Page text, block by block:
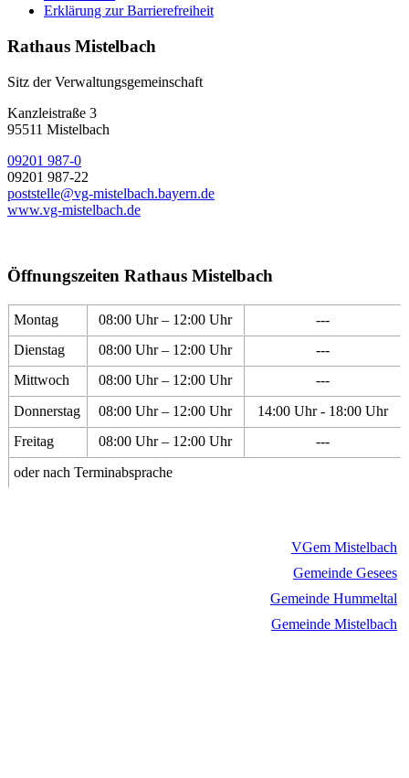
Erklärung zur Barrierefreiheit
Rathaus Mistelbach
Sitz der Verwaltungsgemeinschaft
Kanzleistraße 3
95511 Mistelbach
09201 987-0
09201 987-22
poststelle@vg-mistelbach.bayern.de
www.vg-mistelbach.de
Öffnungszeiten Rathaus Mistelbach
Montag 08:00 Uhr – 12:00 Uhr
---
Dienstag
08:00 Uhr – 12:00 Uhr
---
Mittwoch
08:00 Uhr – 12:00 Uhr
---
Donnerstag
08:00 Uhr – 12:00 Uhr
14:00 Uhr - 18:00 Uhr
Freitag
08:00 Uhr – 12:00 Uhr
---
oder nach Terminabsprache
VGem Mistelbach
Gemeinde Gesees
Gemeinde Hummeltal
Gemeinde Mistelbach